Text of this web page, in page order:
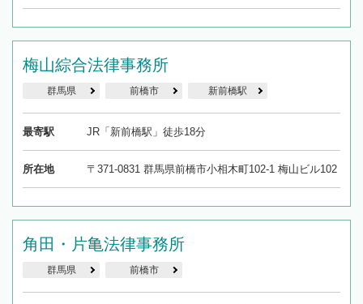
梅山綜合法律事務所
群馬県 前橋市 新前橋駅
最寄駅 JR「新前橋駅」徒歩18分
所在地 〒371-0831 群馬県前橋市小相木町102-1 梅山ビル102
角田・片亀法律事務所
群馬県 前橋市